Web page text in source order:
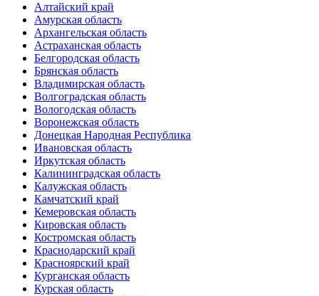
Алтайский край
Амурская область
Архангельская область
Астраханская область
Белгородская область
Брянская область
Владимирская область
Волгоградская область
Вологодская область
Воронежская область
Донецкая Народная Республика
Ивановская область
Иркутская область
Калининградская область
Калужская область
Камчатский край
Кемеровская область
Кировская область
Костромская область
Краснодарский край
Красноярский край
Курганская область
Курская область